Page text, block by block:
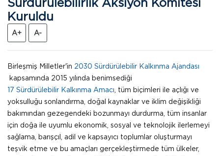
Kuruldu
A+ A-
Birleşmiş Milletler'in 2030 Sürdürülebilir Kalkınma Ajandası
kapsamında 2015 yılında benimsediği
17 Sürdürülebilir Kalkınma Amacı , tüm biçimleri ile açlığı ve
yoksulluğu sonlandırma, doğal kaynaklar ve iklim değişikliği
bakımından gezegendeki bozunmayı durdurma, tüm insanlar
için doğa ile uyumlu ekonomik, sosyal ve teknolojik ilerlemeyi
sağlama, barışçıl, adil ve kapsayıcı toplumlar oluşturmayı
teşvik etme ve bu amaçları gerçekleştirmede tüm ülkeler,